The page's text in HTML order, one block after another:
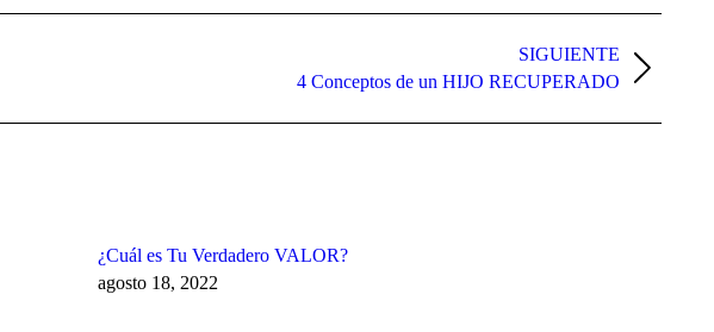
SIGUIENTE
4 Conceptos de un HIJO RECUPERADO
¿Cuál es Tu Verdadero VALOR?
agosto 18, 2022